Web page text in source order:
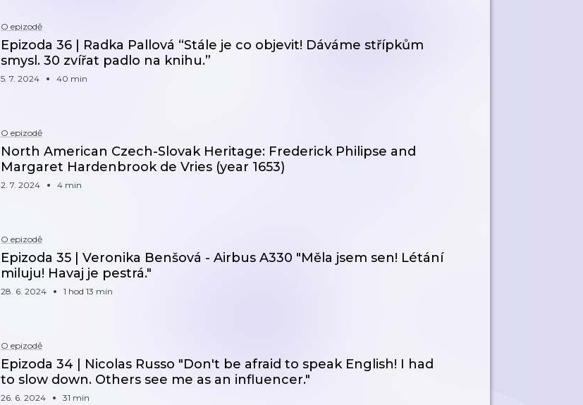
O epizodě
Epizoda 36 | Radka Pallová “Stále je co objevit! Dáváme střípkům
smysl. 30 zvířat padlo na knihu.”
5. 7. 2024 40 min
O epizodě
North American Czech-Slovak Heritage: Frederick Philipse and
Margaret Hardenbrook de Vries (year 1653)
2. 7. 2024 4 min
O epizodě
Epizoda 35 | Veronika Benšová - Airbus A330 "Měla jsem sen! Létání
miluju! Havaj je pestrá."
28. 6. 2024 1 hod 13 min
O epizodě
Epizoda 34 | Nicolas Russo "Don't be afraid to speak English! I had
to slow down. Others see me as an influencer."
26. 6. 2024 31 min